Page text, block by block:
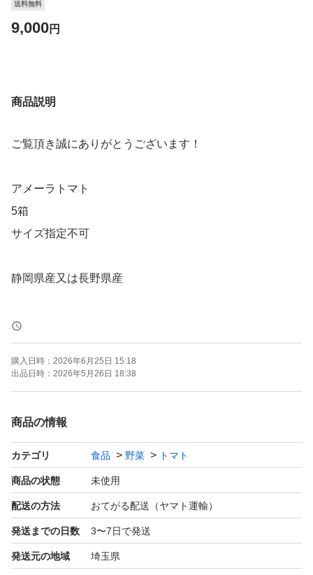
送料無料
9,000円
商品説明
ご覧頂き誠にありがとうございます！
アメーラトマト
5箱
サイズ指定不可
静岡県産又は長野県産
ご購入前に必ずコメント下さい
購入日時： 2026年6月25日 15:18
出品日時： 2026年5月26日 18:38
商品の情報
カテゴリ 食品 野菜 トマト
商品の状態 未使用
配送の方法 おてがる配送（ヤマト運輸）
発送までの日数 3〜7日で発送
発送元の地域 埼玉県